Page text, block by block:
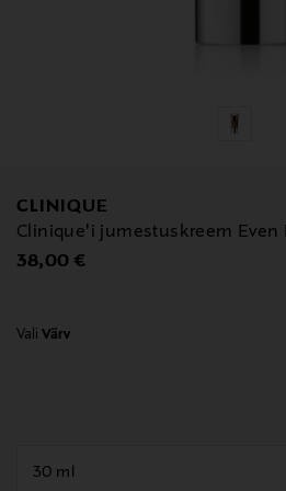
CLINIQUE
Clinique'i jumestuskreem Even
Original Price
38,00 €
Vali Värv